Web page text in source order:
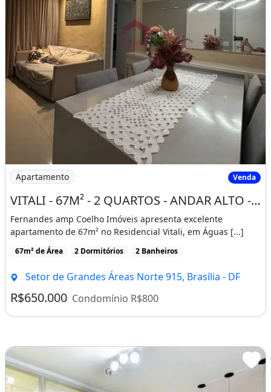
Imagem: VITALI - 67M² - 2 QUARTOS - ANDAR ALTO
Apartamento Venda
VITALI - 67M² - 2 QUARTOS - ANDAR ALTO - REFORMADO - VISTA LIVRE - ÁGUAS CLARAS
Fernandes amp Coelho Imóveis apresenta excelente
apartamento de 67m² no Residencial Vitali, em Águas [...]
67m² de Área 2 Dormitórios 2 Banheiros
Setor de Grandes Áreas Norte 915, Brasília - DF
R$650.000 Condomínio R$800